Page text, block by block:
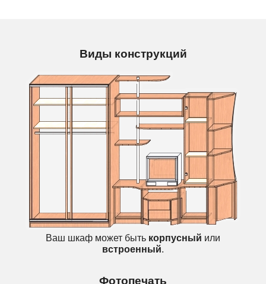
Виды конструкций
Ваш шкаф может быть корпусный или
встроенный.
Фотопечать